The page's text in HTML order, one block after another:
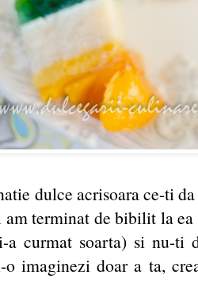
dulce acrisoara ce-ti
am terminat de bibilit la
a curmat soarta) si nu-ti
imaginezi doar a ta,